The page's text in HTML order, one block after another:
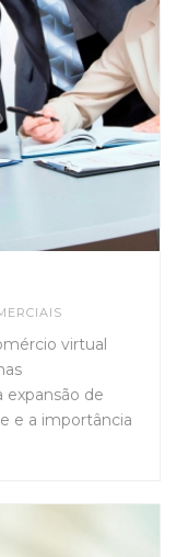
virtual
expansão de
e a importância